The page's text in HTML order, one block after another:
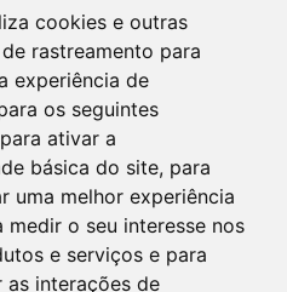
cookies e outras
rastreamento para
experiência de
os seguintes
para ativar a
básica do site, para
uma melhor experiência
medir o seu interesse nos
e serviços e para
as interações de